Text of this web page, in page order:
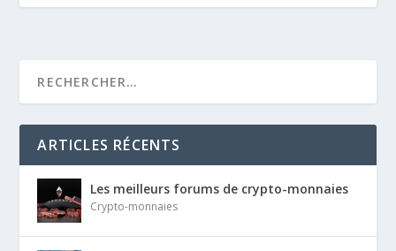
ARTICLES RÉCENTS
Les meilleurs forums de crypto-monnaies
Crypto-monnaies